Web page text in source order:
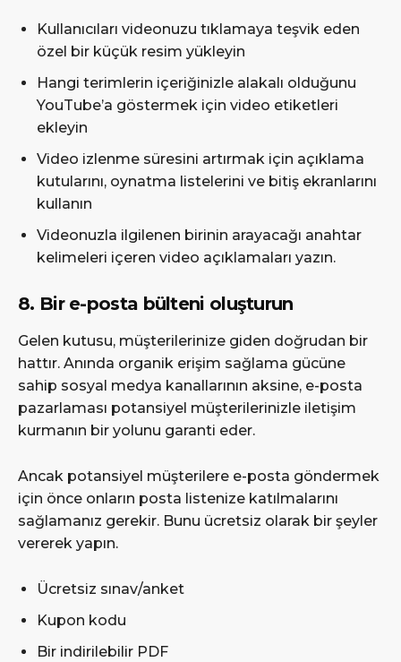
Kullanıcıları videonuzu tıklamaya teşvik eden
özel bir küçük resim yükleyin
Hangi terimlerin içeriğinizle alakalı olduğunu
YouTube’a göstermek için video etiketleri
ekleyin
Video izlenme süresini artırmak için açıklama
kutularını, oynatma listelerini ve bitiş ekranlarını
kullanın
Videonuzla ilgilenen birinin arayacağı anahtar
kelimeleri içeren video açıklamaları yazın.
8. Bir e-posta bülteni oluşturun
Gelen kutusu, müşterilerinize giden doğrudan bir
hattır. Anında organik erişim sağlama gücüne
sahip sosyal medya kanallarının aksine, e-posta
pazarlaması potansiyel müşterilerinizle iletişim
kurmanın bir yolunu garanti eder.
Ancak potansiyel müşterilere e-posta göndermek
için önce onların posta listenize katılmalarını
sağlamanız gerekir. Bunu ücretsiz olarak bir şeyler
vererek yapın.
Ücretsiz sınav/anket
Kupon kodu
Bir indirilebilir PDF